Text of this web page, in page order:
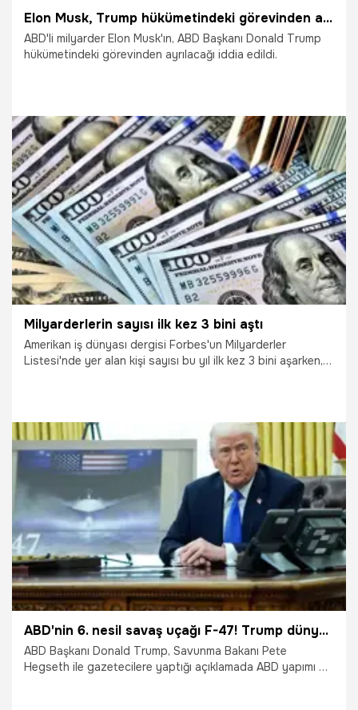
Elon Musk, Trump hükümetindeki görevinden ayrılıyor
ABD'li milyarder Elon Musk'ın, ABD Başkanı Donald Trump
hükümetindeki görevinden ayrılacağı iddia edildi.
2.04.2025 Dünya
Milyarderlerin sayısı ilk kez 3 bini aştı
Amerikan iş dünyası dergisi Forbes'un Milyarderler
Listesi'nde yer alan kişi sayısı bu yıl ilk kez 3 bini aşarken,
1.04.2025
ABD'nin 6. nesil savaş uçağı F-47! Trump dünyaya duyurdu
ABD Başkanı Donald Trump, Savunma Bakanı Pete
Hegseth ile gazetecilere yaptığı açıklamada ABD yapımı 6.